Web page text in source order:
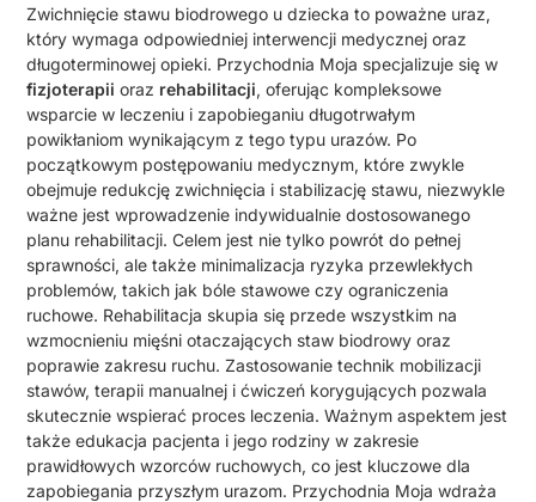
Zwichnięcie stawu biodrowego u dziecka to poważne uraz,
który wymaga odpowiedniej interwencji medycznej oraz
długoterminowej opieki. Przychodnia Moja specjalizuje się w
fizjoterapii oraz rehabilitacji, oferując kompleksowe
wsparcie w leczeniu i zapobieganiu długotrwałym
powikłaniom wynikającym z tego typu urazów. Po
początkowym postępowaniu medycznym, które zwykle
obejmuje redukcję zwichnięcia i stabilizację stawu, niezwykle
ważne jest wprowadzenie indywidualnie dostosowanego
planu rehabilitacji. Celem jest nie tylko powrót do pełnej
sprawności, ale także minimalizacja ryzyka przewlekłych
problemów, takich jak bóle stawowe czy ograniczenia
ruchowe. Rehabilitacja skupia się przede wszystkim na
wzmocnieniu mięśni otaczających staw biodrowy oraz
poprawie zakresu ruchu. Zastosowanie technik mobilizacji
stawów, terapii manualnej i ćwiczeń korygujących pozwala
skutecznie wspierać proces leczenia. Ważnym aspektem jest
także edukacja pacjenta i jego rodziny w zakresie
prawidłowych wzorców ruchowych, co jest kluczowe dla
zapobiegania przyszłym urazom. Przychodnia Moja wdraża